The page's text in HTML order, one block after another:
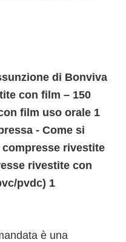
di Bonviva
con film – 150
film uso orale 1
- Come si
rivestite
rivestite con
pvdc) 1
è una